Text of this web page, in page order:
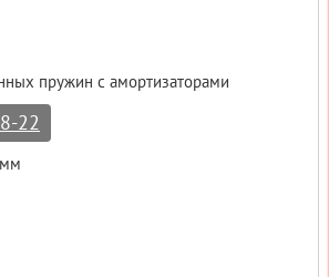
пружин с амортизаторами
22